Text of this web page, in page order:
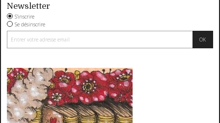
Newsletter
S'inscrire
Se désinscrire